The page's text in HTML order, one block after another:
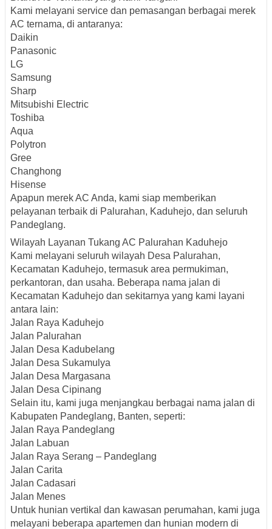
Kami melayani service dan pemasangan berbagai merek
AC ternama, di antaranya:
Daikin
Panasonic
LG
Samsung
Sharp
Mitsubishi Electric
Toshiba
Aqua
Polytron
Gree
Changhong
Hisense
Apapun merek AC Anda, kami siap memberikan
pelayanan terbaik di Palurahan, Kaduhejo, dan seluruh
Pandeglang.
Wilayah Layanan Tukang AC Palurahan Kaduhejo
Kami melayani seluruh wilayah Desa Palurahan,
Kecamatan Kaduhejo, termasuk area permukiman,
perkantoran, dan usaha. Beberapa nama jalan di
Kecamatan Kaduhejo dan sekitarnya yang kami layani
antara lain:
Jalan Raya Kaduhejo
Jalan Palurahan
Jalan Desa Kadubelang
Jalan Desa Sukamulya
Jalan Desa Margasana
Jalan Desa Cipinang
Selain itu, kami juga menjangkau berbagai nama jalan di
Kabupaten Pandeglang, Banten, seperti:
Jalan Raya Pandeglang
Jalan Labuan
Jalan Raya Serang – Pandeglang
Jalan Carita
Jalan Cadasari
Jalan Menes
Untuk hunian vertikal dan kawasan perumahan, kami juga
melayani beberapa apartemen dan hunian modern di